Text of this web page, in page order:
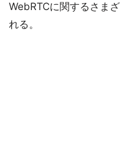
WebRTCに関するさま
れる。